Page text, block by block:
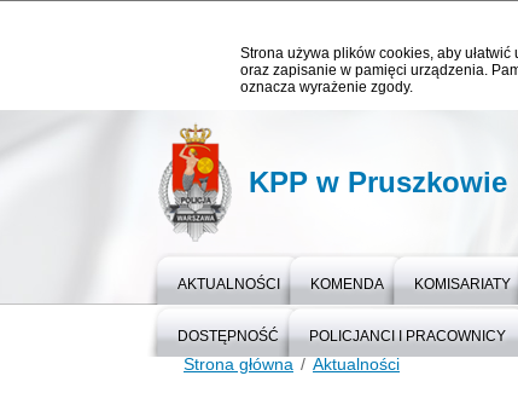
Strona używa plików cookies, aby
oraz zapisanie w pamięci urządzenia.
oznacza wyrażenie zgody.
KPP w Pruszkowie
AKTUALNOŚCI KOMENDA KOMISARIATY
DOSTĘPNOŚĆ POLICJANCI I PRACOWNICY
Strona główna Aktualności